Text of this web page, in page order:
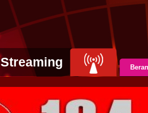
Streaming